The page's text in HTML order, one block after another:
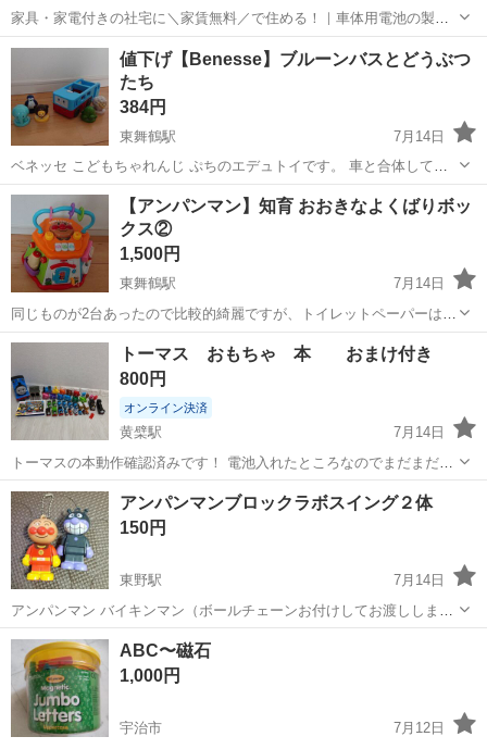
家具・家電付きの社宅に＼家賃無料／で住める！｜車体用電池の製造
｜未経験から月収例32万円♪｜さらに【年間休日130日】！ 人気の工場
のお仕事 ◇車体用電池の製造◇ 機械の操作、部品のセッティング、検
査、清掃業務など。 ...
兵庫 姫路市 白浜の宮駅 その他
値下げ【Benesse】ブルーンバスとどうぶつ
たち
384円
東舞鶴駅
7月14日
ベネッセ こどもちゃれんじ ぷちのエデュトイです。 車と合体してバ
スの2通りで遊べます。 ゾウ、ヒツジ、ライオン、カメ、ペンギンの
動物を乗せるとそれぞれ音や歌が変わります。 除菌シートでふいてか
らお渡ししま...
京都 舞鶴市 東舞鶴駅 おもちゃ バルーン
【アンパンマン】知育 おおきなよくばりボッ
クス②
1,500円
東舞鶴駅
7月14日
同じものが2台あったので比較的綺麗ですが、トイレットペーパーは使
用感があります。 出来る限り除菌シートで拭き上げてからお渡ししま
いのアンパンマン...
京都 舞鶴市 おもちゃ ボックス
トーマス おもちゃ 本 おまけ付き
800円
オンライン決済
黄檗駅
7月14日
トーマスの本動作確認済みです！ 電池入れたところなのでまだまだ使
用できます！ 現金支払いでもどちらでも大丈夫です！ 写真には写って
いませんがトーマスのキーホルダーも何個かお付けいたします！
京都 宇治市 黄檗駅 おもちゃ トーマス
アンパンマンブロックラボスイング２体
150円
東野駅
7月14日
アンパンマン バイキンマン（ボールチェーンお付けしてお渡ししま
す） 子供がしばらく遊んでいました。アルコールシートで拭いてお渡
しします。
京都 京都市 東野駅 おもちゃ
ABC〜磁石
1,000円
宇治市 7月12日